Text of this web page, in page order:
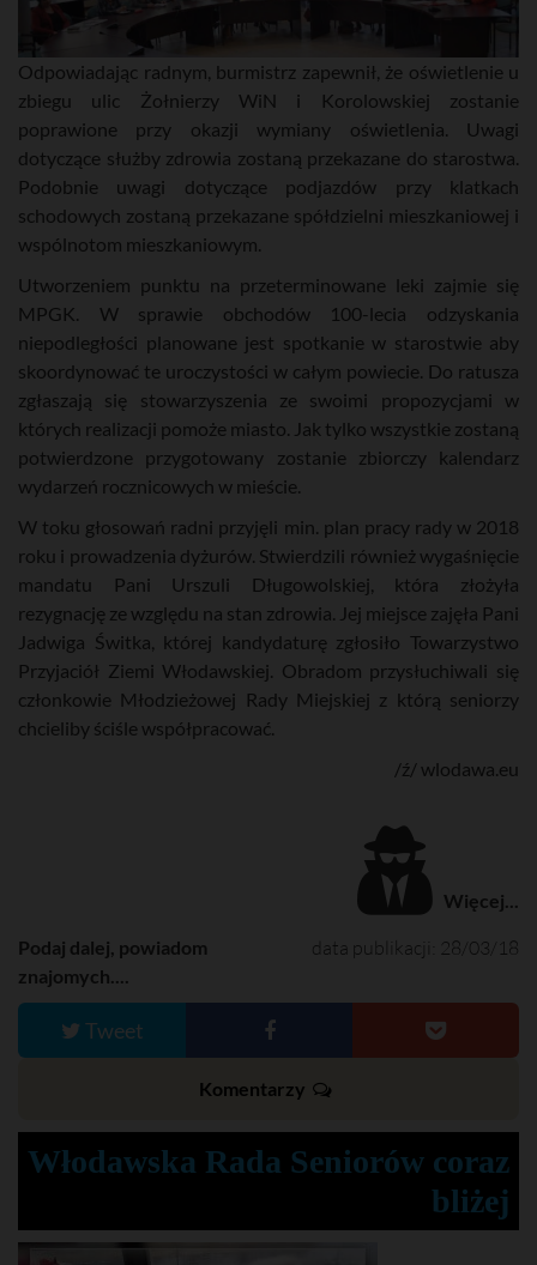
Odpowiadając radnym, burmistrz zapewnił, że oświetlenie u
zbiegu ulic Żołnierzy WiN i Korolowskiej zostanie
poprawione przy okazji wymiany oświetlenia. Uwagi
dotyczące służby zdrowia zostaną przekazane do starostwa.
Podobnie uwagi dotyczące podjazdów przy klatkach
schodowych zostaną przekazane spółdzielni mieszkaniowej i
wspólnotom mieszkaniowym.
Utworzeniem punktu na przeterminowane leki zajmie się
MPGK. W sprawie obchodów 100-lecia odzyskania
niepodległości planowane jest spotkanie w starostwie aby
skoordynować te uroczystości w całym powiecie. Do ratusza
zgłaszają się stowarzyszenia ze swoimi propozycjami w
których realizacji pomoże miasto. Jak tylko wszystkie zostaną
potwierdzone przygotowany zostanie zbiorczy kalendarz
wydarzeń rocznicowych w mieście.
W toku głosowań radni przyjęli min. plan pracy rady w 2018
roku i prowadzenia dyżurów. Stwierdzili również wygaśnięcie
mandatu Pani Urszuli Długowolskiej, która złożyła
rezygnację ze względu na stan zdrowia. Jej miejsce zajęła Pani
Jadwiga Świtka, której kandydaturę zgłosiło Towarzystwo
Przyjaciół Ziemi Włodawskiej. Obradom przysłuchiwali się
członkowie Młodzieżowej Rady Miejskiej z którą seniorzy
chcieliby ściśle współpracować.
/ź/ wlodawa.eu
Więcej...
data publikacji: 28/03/18
Podaj dalej, powiadom
znajomych....
Tweet
Komentarzy
Włodawska Rada Seniorów coraz
bliżej